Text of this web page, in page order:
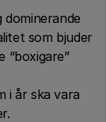
dominerande
som bjuder
“boxigare”
i år ska vara